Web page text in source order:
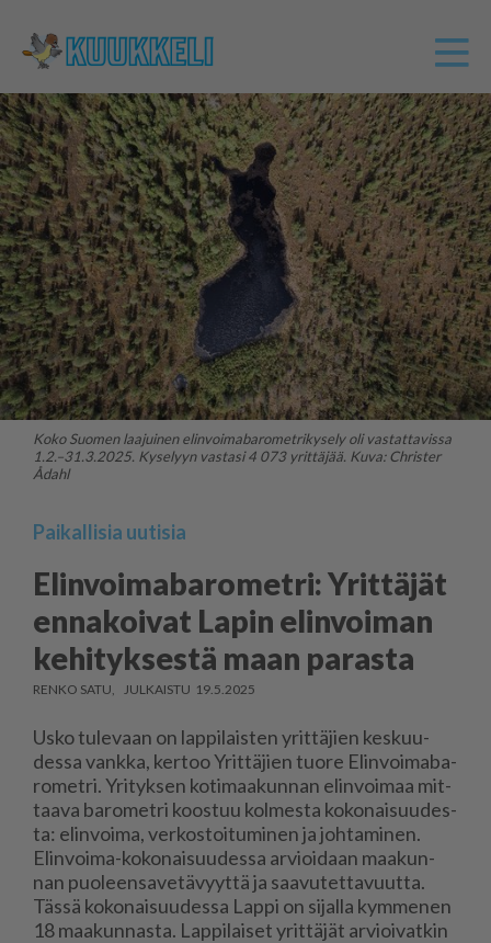
Koko Suomen laajuinen elinvoimabarometrikysely oli vastattavissa
1.2.–31.3.2025. Kyselyyn vastasi 4 073 yrittäjää. Kuva: Christer
Ådahl
Paikallisia uutisia
Elinvoimabarometri: Yrittäjät
ennakoivat Lapin elinvoiman
kehityksestä maan parasta
RENKO SATU 19.5.2025
Us­ko tu­le­vaan on lap­pi­lais­ten yrit­tä­jien kes­kuu­
des­sa vank­ka, ker­too Yrit­tä­jien tuo­re Elin­voi­ma­ba­
ro­met­ri. Yri­tyk­sen ko­ti­maa­kun­nan elin­voi­maa mit­
taa­va ba­ro­met­ri koos­tuu kol­mes­ta ko­ko­nai­suu­des­
ta: elin­voi­ma, ver­kos­toi­tu­mi­nen ja joh­ta­mi­nen.
Elin­voi­ma-ko­ko­nai­suu­des­sa ar­vi­oi­daan maa­kun­
nan puo­leen­sa­ve­tä­vyyt­tä ja saa­vu­tet­ta­vuut­ta.
Täs­sä ko­ko­nai­suu­des­sa Lap­pi on si­jal­la kym­me­nen
18 maa­kun­nas­ta. Lap­pi­lai­set yrit­tä­jät ar­vi­oi­vat­kin